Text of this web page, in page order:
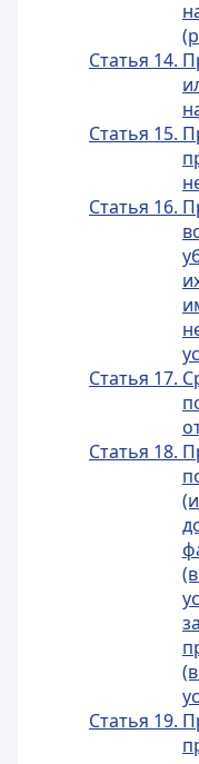
Статья 14.
Статья 15.
Статья 16.
Статья 17.
Статья 18.
Статья 19.